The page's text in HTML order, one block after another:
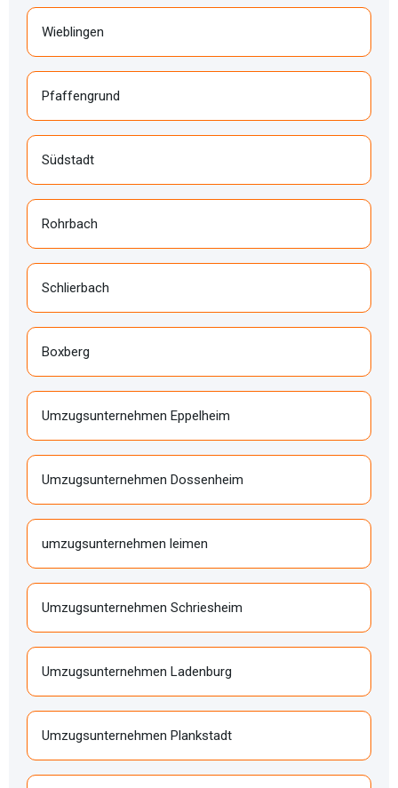
Wieblingen
Pfaffengrund
Südstadt
Rohrbach
Schlierbach
Boxberg
Umzugsunternehmen Eppelheim
Umzugsunternehmen Dossenheim
umzugsunternehmen leimen
Umzugsunternehmen Schriesheim
Umzugsunternehmen Ladenburg
Umzugsunternehmen Plankstadt